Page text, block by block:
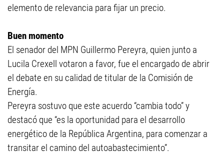
elemento de relevancia para fijar un precio.
Buen momento
El senador del MPN Guillermo Pereyra, quien junto a
Lucila Crexell votaron a favor, fue el encargado de abrir
el debate en su calidad de titular de la Comisión de
Energía.
Pereyra sostuvo que este acuerdo “cambia todo” y
destacó que “es la oportunidad para el desarrollo
energético de la República Argentina, para comenzar a
transitar el camino del autoabastecimiento”.